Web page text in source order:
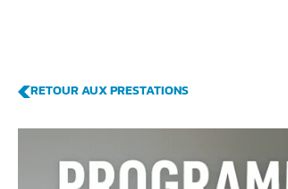
RETOUR AUX PRESTATIONS